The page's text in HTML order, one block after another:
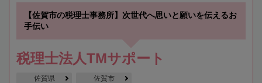
【佐賀市の税理士事務所】次世代へ思いと願いを伝えるお
手伝い
税理士法人TMサポート
佐賀県 佐賀市